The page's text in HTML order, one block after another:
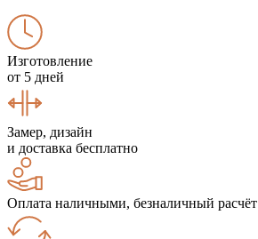
Изготовление
от 5 дней
Замер, дизайн
и доставка бесплатно
Оплата наличными, безналичный расчёт